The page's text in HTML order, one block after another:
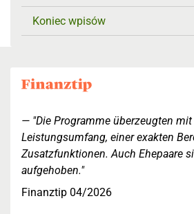
Koniec wpisów
"Die Programme überzeugten
Leistungsumfang, einer exakten
Zusatzfunktionen. Auch Ehepaare
aufgehoben."
Finanztip 04/2026